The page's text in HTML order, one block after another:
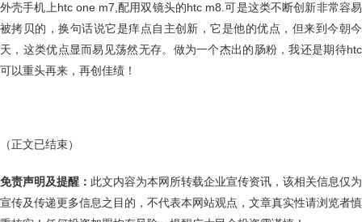
外壳手机上htc one m7,配用双镜头的htc m8.可是这类不断创新非常容易
被拷贝的，换句话说它是痒点自主创新，它是他的优点，但来到今朝今
天，这类优点显而易见荡然无存。做为一个杰出的肠粉，我还是期待htc
可以重头再来，再创佳绩！
（正文已结束）
免责声明及提醒： 此文内容为本网所转载企业宣传资讯，该相关信息仅为
宣传及传递更多信息之目的，不代表本网站观点，文章真实性请浏览者慎